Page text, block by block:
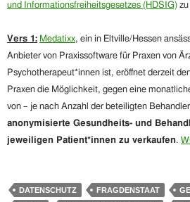
und Informationsfreiheitsgesetzes (HDSIG) zu
Vers 1: Medatixx, ein in Eltville/Hessen
Anbieter von Praxissoftware für Praxen von
Psychotherapeut*innen ist, eröffnet derzeit
Praxen die Möglichkeit, gegen eine
von – je nach Anzahl der beteiligten
anonymisierte Gesundheits- und
jeweiligen Patient*innen zu verkaufen.
DATENSCHUTZ FRAGDENSTAAT